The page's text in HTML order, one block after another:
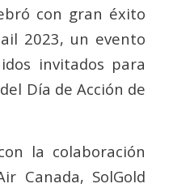
con gran éxito
2023, un evento
invitados para
Día de Acción de
la colaboración
Canada, SolGold